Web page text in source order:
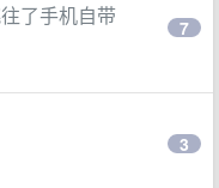
了手机自带
7
3